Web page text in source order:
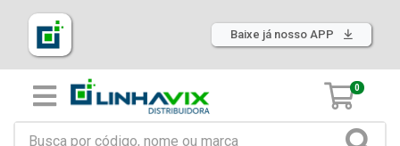
Baixe já nosso APP
0